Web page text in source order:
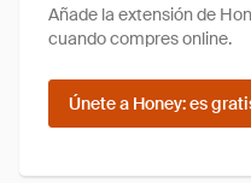
Añade la extensión de
cuando compres online.
Únete a Honey: es